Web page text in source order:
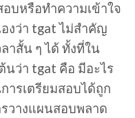
อบหรือทำความเข้าใจ
งว่า tgat ไม่สำคัญ
าสั้น ๆ ได้ ทั้งที่ใน
นว่า tgat คือ มีอะไร
ารเตรียมสอบได้ถูก
วางแผนสอบพลาด